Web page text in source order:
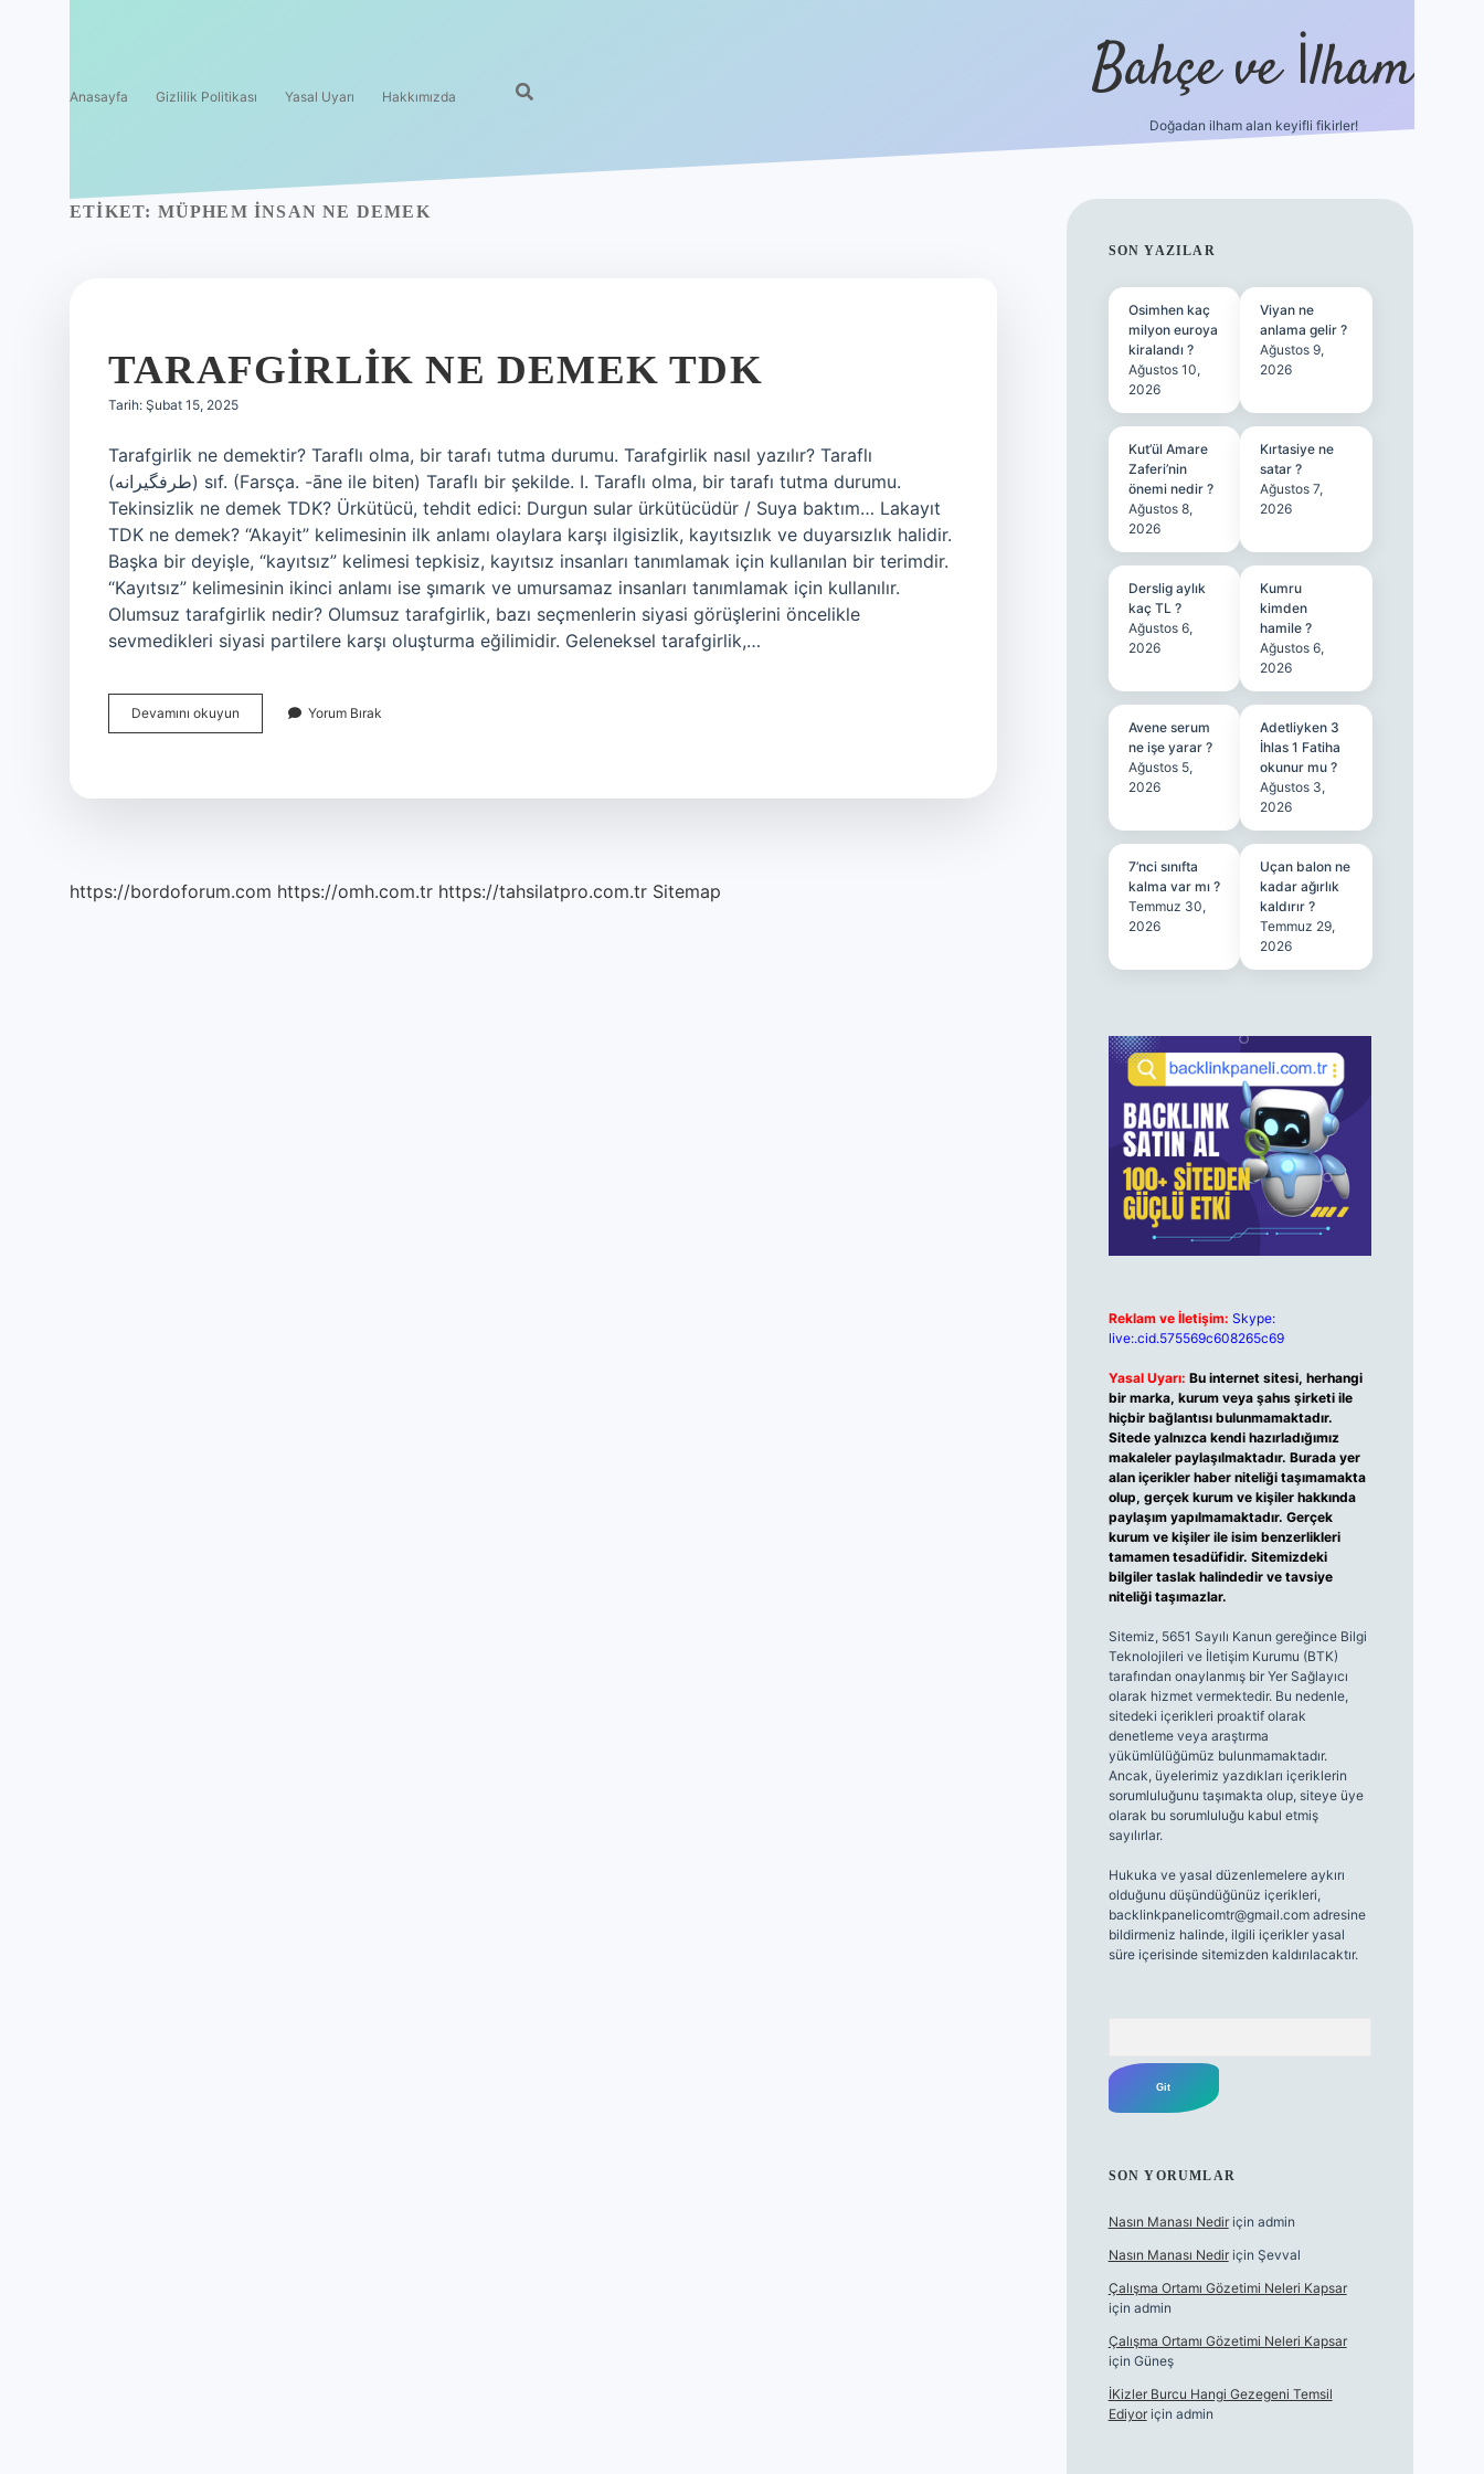
Anasayfa Gizlilik Politikası Yasal Uyarı Hakkımızda Bahçe ve İlham
Doğadan ilham alan keyifli fikirler!
ETIKET: MÜPHEM INSAN NE DEMEK
TARAFGIRLIK NE DEMEK TDK
Tarih: Şubat 15, 2025
Tarafgirlik ne demektir? Taraflı olma, bir tarafı tutma durumu. Tarafgirlik nasıl yazılır? Taraflı
(ﻃﺮﻓﮕﻴﺮﺍﻧﻪ) sıf. (Farsça. -āne ile biten) Taraflı bir şekilde. I. Taraflı olma, bir tarafı tutma durumu.
Tekinsizlik ne demek TDK? Ürkütücü, tehdit edici: Durgun sular ürkütücüdür / Suya baktım… Lakayıt
TDK ne demek? “Akayit” kelimesinin ilk anlamı olaylara karşı ilgisizlik, kayıtsızlık ve duyarsızlık halidir.
Başka bir deyişle, “kayıtsız” kelimesi tepkisiz, kayıtsız insanları tanımlamak için kullanılan bir terimdir.
“Kayıtsız” kelimesinin ikinci anlamı ise şımarık ve umursamaz insanları tanımlamak için kullanılır.
Olumsuz tarafgirlik nedir? Olumsuz tarafgirlik, bazı seçmenlerin siyasi görüşlerini öncelikle
sevmedikleri siyasi partilere karşı oluşturma eğilimidir. Geleneksel tarafgirlik,…
Devamını okuyun Tarafgirlik
Ne
Yorum Bırak
https://bordoforum.com https://omh.com.tr https://tahsilatpro.com.tr Sitemap
SIDEBAR
SON YAZILAR
Osimhen kaç
milyon euroya
kiralandı ?
Ağustos 10,
2026
Viyan ne
anlama gelir ?
Ağustos 9,
2026
Kut’ül Amare
Zaferi’nin
önemi nedir ?
Ağustos 8,
2026
Kırtasiye ne
satar ?
Ağustos 7,
2026
Derslig aylık
kaç TL ?
Ağustos 6,
2026
Kumru
kimden
hamile ?
Ağustos 6,
2026
Avene serum
ne işe yarar ?
Ağustos 5,
2026
Adetliyken 3
İhlas 1 Fatiha
okunur mu ?
Ağustos 3,
2026
7’nci sınıfta
kalma var mı ?
Temmuz 30,
2026
Uçan balon ne
kadar ağırlık
kaldırır ?
Temmuz 29,
2026
Reklam ve İletişim: Skype:
live:.cid.575569c608265c69
Yasal Uyarı: Bu internet sitesi, herhangi
bir marka, kurum veya şahıs şirketi ile
hiçbir bağlantısı bulunmamaktadır.
Sitede yalnızca kendi hazırladığımız
makaleler paylaşılmaktadır. Burada yer
alan içerikler haber niteliği taşımamakta
olup, gerçek kurum ve kişiler hakkında
paylaşım yapılmamaktadır. Gerçek
kurum ve kişiler ile isim benzerlikleri
tamamen tesadüfidir. Sitemizdeki
bilgiler taslak halindedir ve tavsiye
niteliği taşımazlar.
Sitemiz, 5651 Sayılı Kanun gereğince Bilgi
Teknolojileri ve İletişim Kurumu (BTK)
tarafından onaylanmış bir Yer Sağlayıcı
olarak hizmet vermektedir. Bu nedenle,
sitedeki içerikleri proaktif olarak
denetleme veya araştırma
yükümlülüğümüz bulunmamaktadır.
Ancak, üyelerimiz yazdıkları içeriklerin
sorumluluğunu taşımakta olup, siteye üye
olarak bu sorumluluğu kabul etmiş
sayılırlar.
Hukuka ve yasal düzenlemelere aykırı
olduğunu düşündüğünüz içerikleri,
backlinkpanelicomtr@gmail.comadresine
bildirmeniz halinde, ilgili içerikler yasal
süre içerisinde sitemizden kaldırılacaktır.
SON YORUMLAR
Nasın Manası Nediriçin admin
Nasın Manası Nediriçin Şevval
Çalışma Ortamı Gözetimi Neleri Kapsar
için admin
Çalışma Ortamı Gözetimi Neleri Kapsar
için Güneş
İKizler Burcu Hangi Gezegeni Temsil
Ediyoriçin admin
ilbet yeni giriş